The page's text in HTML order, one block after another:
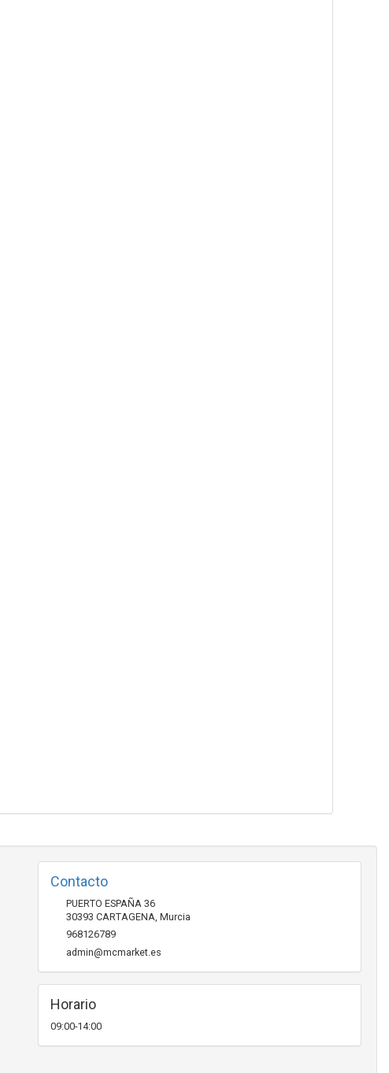
Contacto
PUERTO ESPAÑA 36
30393 CARTAGENA, Murcia
968126789
admin@mcmarket.es
Horario
09:00-14:00